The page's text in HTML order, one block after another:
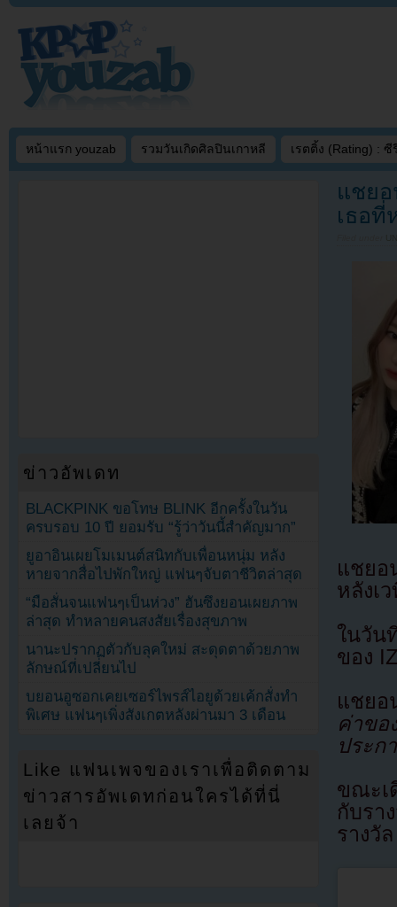
หน้าแรก youzab รวมวันเกิดศิลปินเกาหลี เรตติ้ง (Rating) : ซี
แชยอ
เธอที่
แชยอ
หลังเ
ในวัน
ของ
แชยอ
ค่าข
ประก
ขณะเ
กับรา
รางวั
ข่าวอัพเดท
BLACKPINK ขอโทษ BLINK อีกครั้งในวัน
ครบรอบ 10 ปี ยอมรับ “รู้ว่าวันนี้สำคัญมาก”
ยูอาอินเผยโมเมนต์สนิทกับเพื่อนหนุ่ม หลัง
หายจากสื่อไปพักใหญ่ แฟนๆจับตาชีวิตล่าสุด
“มือสั่นจนแฟนๆเป็นห่วง” ฮันซึงยอนเผยภาพ
ล่าสุด ทำหลายคนสงสัยเรื่องสุขภาพ
นานะปรากฏตัวกับลุคใหม่ สะดุดตาด้วยภาพ
ลักษณ์ที่เปลี่ยนไป
บยอนอูซอกเคยเซอร์ไพรส์ไอยูด้วยเค้กสั่งทำ
พิเศษ แฟนๆเพิ่งสังเกตหลังผ่านมา 3 เดือน
Like แฟนเพจของเราเพื่อติดตาม
ข่าวสารอัพเดทก่อนใครได้ที่นี่
เลยจ้า